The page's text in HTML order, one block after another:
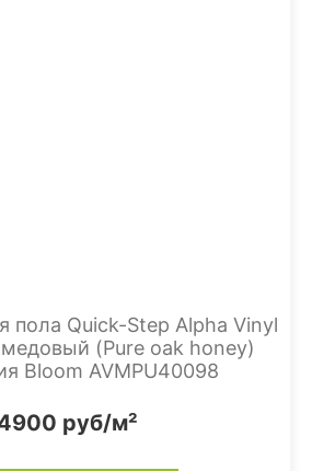
пола Quick-Step Alpha Vinyl
(Pure oak honey)
Bloom AVMPU40098
руб/м²